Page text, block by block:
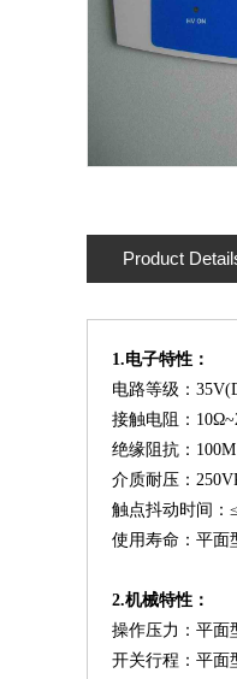
Product
1.电子特性：
电路等级：
接触电阻：
绝缘阻抗：
介质耐压：
触点抖动时间：
使用寿命：平面
2.机械特性：
操作压力：平面
开关行程：平面